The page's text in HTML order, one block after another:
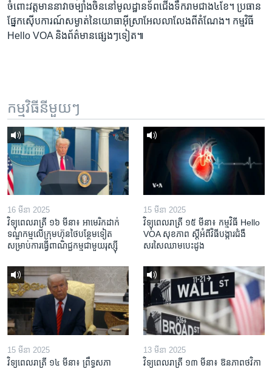
ចំពោះ​វត្តមាន​នាវា​ចម្បាំងចិននៅមូលដ្ឋានទ័ព​ជើងទឹក​រាម​ជាង៤ខែ។ ប្រធាន​
ផ្នែក​ស៊ើបការណ៍​សម្ងាត់​នៃ​យោធាអ៊ីស្រាអែលលាលែង​ពី​តំណែង។ កម្មវិធី
Hello VOA និង​​​ព័ត៌មាន​​ផ្សេងៗ​ទៀត៕
កម្មវិធី​នីមួយៗ
16 មីនា 2025
វិទ្យុពេលរាត្រី ១៦ មីនា៖ អាមេរិក​ដាក់​
ទណ្ឌកម្ម​លើ​ក្រុមហ៊ុន​ថៃ​បន្ថែម​ទៀត​
សម្រាប់​ការ​ធ្វើ​ពាណិជ្ជកម្ម​ជាមួយ​រុស្ស៊ី
15 មីនា 2025
វិទ្យុពេលរាត្រី ១៥ មីនា៖ កម្មវិធី ​Hello
VOA សុខភាព ស្ដី​អំពី​វិធី​បង្ការ​ជំងឺ​
សរសៃ​ឈាម​បេះដូង
15 មីនា 2025
វិទ្យុពេលរាត្រី ១៤ មីនា៖ ព្រឹទ្ធសភា
13 មីនា 2025
វិទ្យុពេលរាត្រី ១៣ មីនា៖ ឱនភាព​ថវិកា​